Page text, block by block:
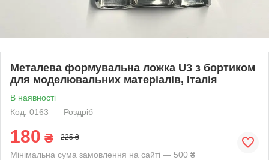
Металева формувальна ложка U3 з бортиком
для моделювальних матеріалів, Італія
В наявності
Код: 0163
Роздріб
180 ₴ 225 ₴
Мінімальна сума замовлення на сайті — 500 ₴